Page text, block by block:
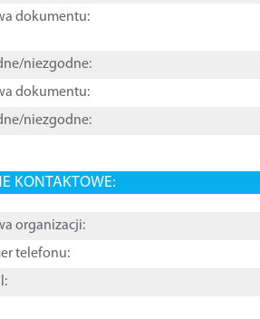
dokumentu:
niezgodne:
dokumentu:
niezgodne:
KONTAKTOWE:
organizacji:
telefonu: